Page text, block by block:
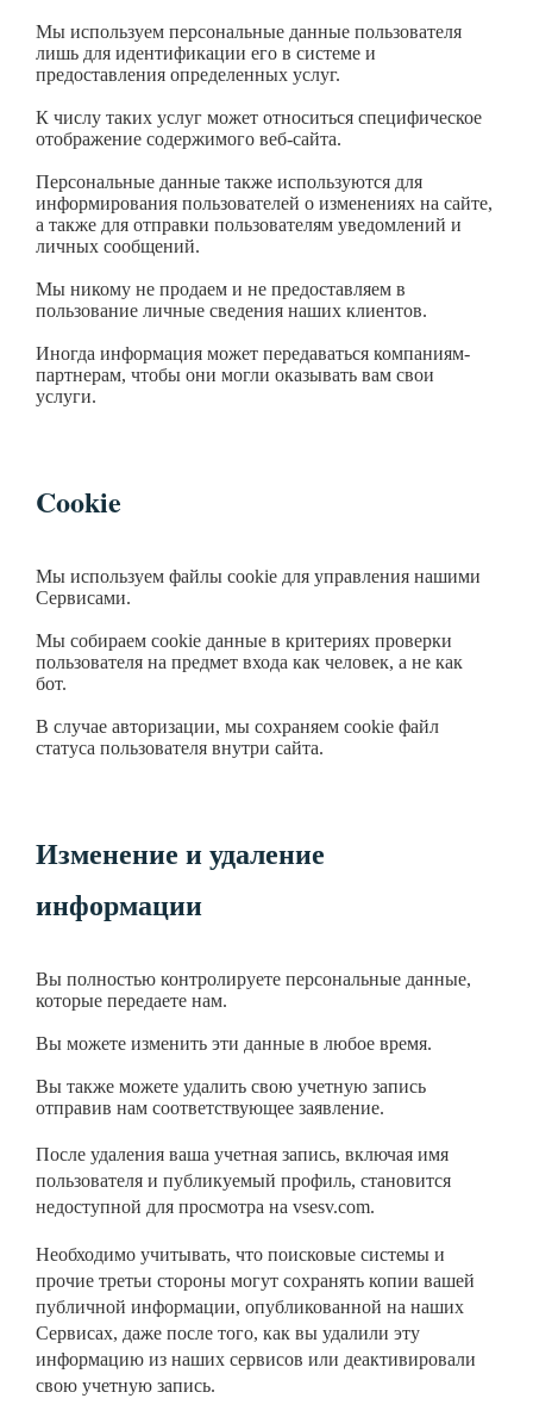
Мы используем персональные данные пользователя
лишь для идентификации его в системе и
предоставления определенных услуг.
К числу таких услуг может относиться специфическое
отображение содержимого веб-сайта.
Персональные данные также используются для
информирования пользователей о изменениях на сайте,
а также для отправки пользователям уведомлений и
личных сообщений.
Мы никому не продаем и не предоставляем в
пользование личные сведения наших клиентов.
Иногда информация может передаваться компаниям-
партнерам, чтобы они могли оказывать вам свои
услуги.
Cookie
Мы используем файлы cookie для управления нашими
Cервисами.
Мы собираем cookie данные в критериях проверки
пользователя на предмет входа как человек, а не как
бот.
В случае авторизации, мы сохраняем cookie файл
статуса пользователя внутри сайта.
Изменение и удаление
информации
Вы полностью контролируете персональные данные,
которые передаете нам.
Вы можете изменить эти данные в любое время.
Вы также можете удалить свою учетную запись
отправив нам соответствующее заявление.
После удаления ваша учетная запись, включая имя
пользователя и публикуемый профиль,становится
недоступной для просмотра на vsesv.com.
Необходимо учитывать, что поисковые системы и
прочие третьи стороны могут сохранять копии вашей
публичной информации, опубликованной на наших
Сервисах, даже после того, как вы удалили эту
информацию из наших сервисов или деактивировали
свою учетную запись.